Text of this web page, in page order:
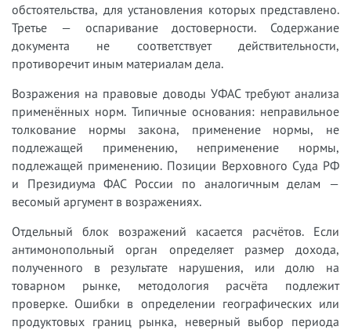
обстоятельства, для установления которых представлено.
Третье — оспаривание достоверности. Содержание
документа не соответствует действительности,
противоречит иным материалам дела.
Возражения на правовые доводы УФАС требуют анализа
применённых норм. Типичные основания: неправильное
толкование нормы закона, применение нормы, не
подлежащей применению, неприменение нормы,
подлежащей применению. Позиции Верховного Суда РФ
и Президиума ФАС России по аналогичным делам —
весомый аргумент в возражениях.
Отдельный блок возражений касается расчётов. Если
антимонопольный орган определяет размер дохода,
полученного в результате нарушения, или долю на
товарном рынке, методология расчёта подлежит
проверке. Ошибки в определении географических или
продуктовых границ рынка, неверный выбор периода